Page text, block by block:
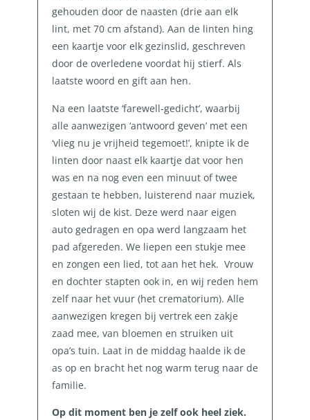
gehouden door de naasten (drie aan elk
lint, met 70 cm afstand). Aan de linten hing
een kaartje voor elk gezinslid, geschreven
door de overledene voordat hij stierf. Als
laatste woord en gift aan hen.
Na een laatste ‘farewell-gedicht’, waarbij
alle aanwezigen ‘antwoord geven’ met een
‘vlieg nu je vrijheid tegemoet!’, knipte ik de
linten door naast elk kaartje dat voor hen
was en na nog even een minuut of twee
gestaan te hebben, luisterend naar muziek,
sloten wij de kist. Deze werd naar eigen
auto gedragen en opa werd langzaam het
pad afgereden. We liepen een stukje mee
en zongen een lied, tot aan het hek. Vrouw
en dochter stapten ook in, en wij reden hem
zelf naar het vuur (het crematorium). Alle
aanwezigen kregen bij vertrek een zakje
zaad mee, van bloemen en struiken uit
opa’s tuin. Laat in de middag haalde ik de
as op en bracht het nog warm terug naar de
familie.
Op dit moment ben je zelf ook heel ziek.